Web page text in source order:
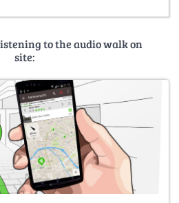
to the audio walk on
site: